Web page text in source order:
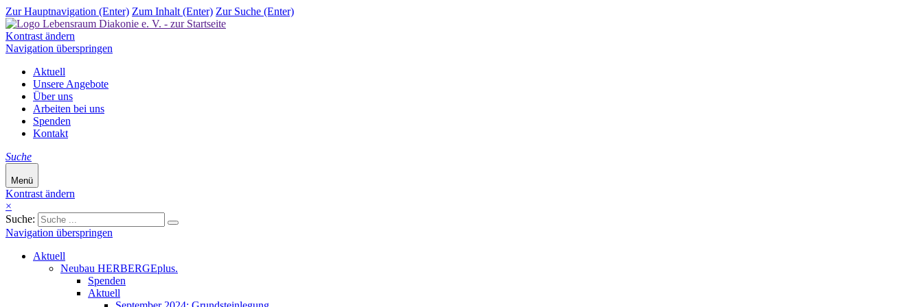
Zur Hauptnavigation (Enter) Zum Inhalt (Enter) Zur Suche (Enter)
Kontrast ändern
Navigation überspringen
Aktuell
Unsere Angebote
Über uns
Arbeiten bei uns
Spenden
Kontakt
Suche
Menü
Kontrast ändern
×
Suche:
Navigation überspringen
Aktuell
Neubau HERBERGEplus.
Spenden
Aktuell